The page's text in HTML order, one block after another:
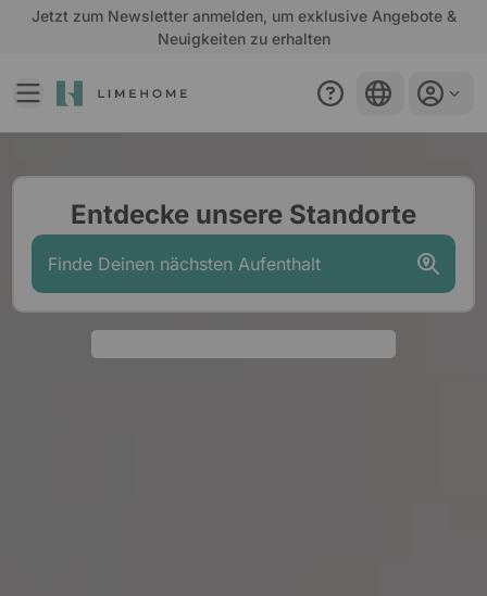
Jetzt zum Newsletter anmelden, um exklusive Angebote &
Neuigkeiten zu erhalten
DE
Entdecke unsere Standorte
Finde Deinen nächsten Aufenthalt